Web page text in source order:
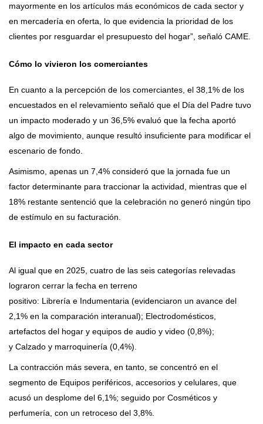
mayormente en los artículos más económicos de cada sector y
en mercadería en oferta, lo que evidencia la prioridad de los
clientes por resguardar el presupuesto del hogar”, señaló CAME.
Cómo lo vivieron los comerciantes
En cuanto a la percepción de los comerciantes, el 38,1% de los
encuestados en el relevamiento señaló que el Día del Padre tuvo
un impacto moderado y un 36,5% evaluó que la fecha aportó
algo de movimiento, aunque resultó insuficiente para modificar el
escenario de fondo.
Asimismo, apenas un 7,4% consideró que la jornada fue un
factor determinante para traccionar la actividad, mientras que el
18% restante sentenció que la celebración no generó ningún tipo
de estímulo en su facturación.
El impacto en cada sector
Al igual que en 2025, cuatro de las seis categorías relevadas
lograron cerrar la fecha en terreno
positivo: Librería e Indumentaria (evidenciaron un avance del
2,1% en la comparación interanual); Electrodomésticos,
artefactos del hogar y equipos de audio y video (0,8%);
y Calzado y marroquinería (0,4%).
La contracción más severa, en tanto, se concentró en el
segmento de Equipos periféricos, accesorios y celulares, que
acusó un desplome del 6,1%; seguido por Cosméticos y
perfumería, con un retroceso del 3,8%.